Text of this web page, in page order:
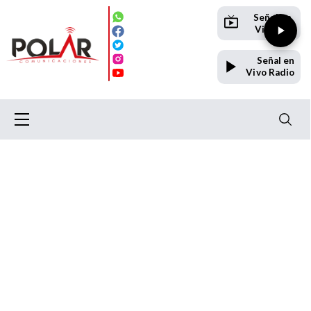
Señal en
Vivo TV
Señal en
Vivo Radio